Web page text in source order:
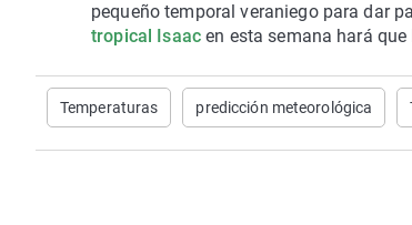
pequeño temporal veraniego para dar
tropical Isaacen esta semana hará
Temperaturas predicción meteorológica